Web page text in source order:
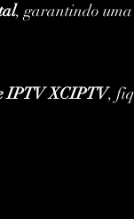
, garantindo uma
IPTV XCIPTV,